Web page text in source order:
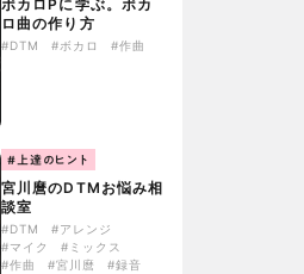
ボカロPに学ぶ。ボカ
ロ曲の作り方
#DTM #ボカロ #作曲
#上達のヒント
宮川麿のDTMお悩み相
談室
#DTM
#アレンジ
#マイク
#ミックス
#作曲
#宮川麿 #録音